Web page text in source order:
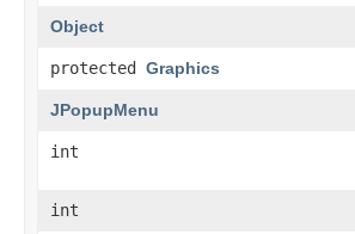
Object
protected Graphics
JPopupMenu
int
int